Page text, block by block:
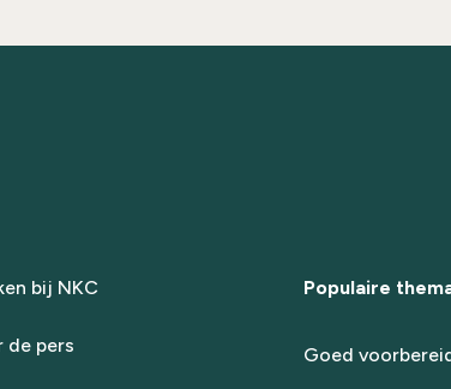
bij NKC
de pers
Populaire
Goed